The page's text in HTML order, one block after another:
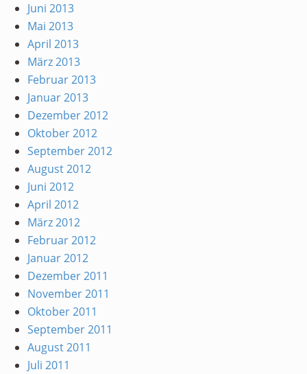
Juni 2013
Mai 2013
April 2013
März 2013
Februar 2013
Januar 2013
Dezember 2012
Oktober 2012
September 2012
August 2012
Juni 2012
April 2012
März 2012
Februar 2012
Januar 2012
Dezember 2011
November 2011
Oktober 2011
September 2011
August 2011
Juli 2011